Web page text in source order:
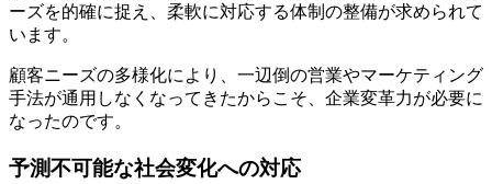
ーズを的確に捉え、柔軟に対応する体制の整備が求められて
います。
顧客ニーズの多様化により、一辺倒の営業やマーケティング
手法が通用しなくなってきたからこそ、企業変革力が必要に
なったのです。
予測不可能な社会変化への対応